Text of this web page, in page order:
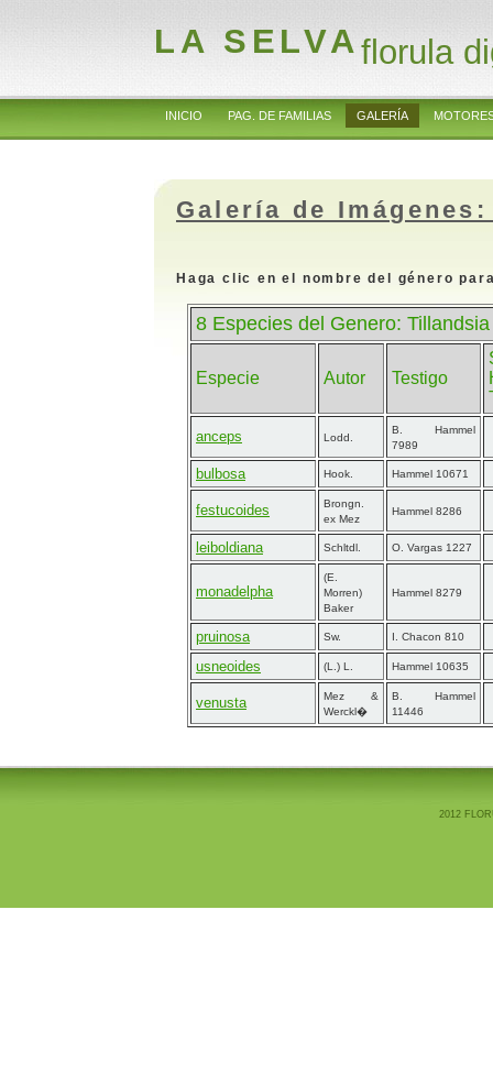
LA SELVAflorula
INICIO PAG. DE FAMILIAS GALERÍA
Galería de
Haga clic en el nombre del género
8 Especies del Genero:
Especie Autor Testigo
anceps Lodd.
B. Hammel
7989
bulbosa Hook. Hammel 10671
festucoides
Brongn.
ex Mez
Hammel 8286
leiboldiana Schltdl. O. Vargas 1227
monadelpha
(E.
Morren)
Baker
Hammel 8279
pruinosa Sw. I. Chacon 810
usneoides (L.) L. Hammel 10635
venusta
Mez &
Werckl�
B. Hammel
11446
2012